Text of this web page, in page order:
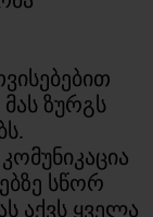
ზურგს
სწორ
აქვს ყველა